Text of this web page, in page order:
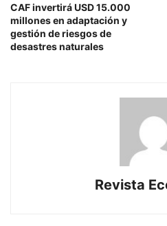
CAF invertirá USD 15.000
millones en adaptación y
gestión de riesgos de
desastres naturales
Revista